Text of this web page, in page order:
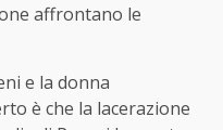
affrontano le
e la donna
è che la lacerazione